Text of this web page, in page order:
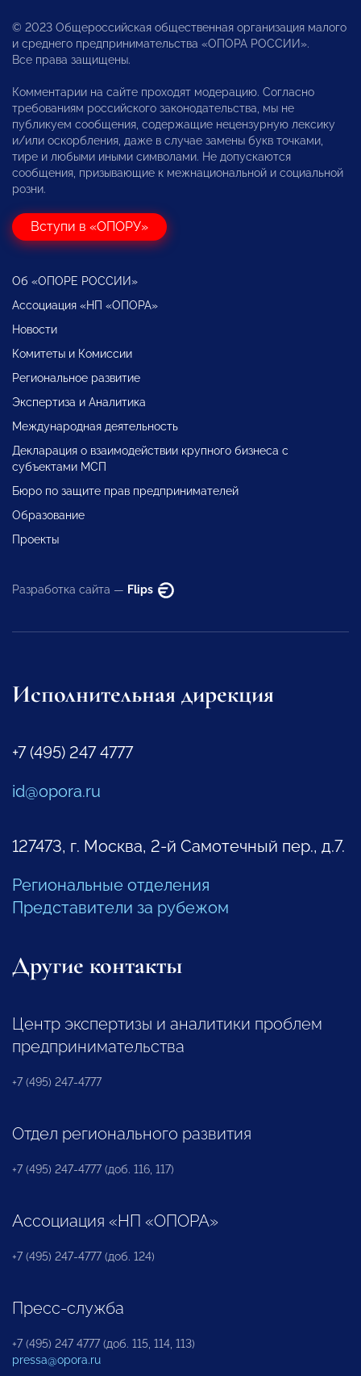
© 2023 Общероссийская общественная организация малого
и среднего предпринимательства «ОПОРА РОССИИ».
Все права защищены.
Комментарии на сайте проходят модерацию. Согласно
требованиям российского законодательства, мы не
публикуем сообщения, содержащие нецензурную лексику
и/или оскорбления, даже в случае замены букв точками,
тире и любыми иными символами. Не допускаются
сообщения, призывающие к межнациональной и социальной
розни.
Вступи в «ОПОРУ»
Об «ОПОРЕ РОССИИ»
Ассоциация «НП «ОПОРА»
Новости
Комитеты и Комиссии
Региональное развитие
Экспертиза и Аналитика
Международная деятельность
Декларация о взаимодействии крупного бизнеса с
субъектами МСП
Бюро по защите прав предпринимателей
Образование
Проекты
Разработка сайта — Flips
Исполнительная дирекция
+7 (495) 247 4777
id@opora.ru
127473, г. Москва, 2-й Самотечный пер., д.7.
Региональные отделения
Представители за рубежом
Другие контакты
Центр экспертизы и аналитики проблем
предпринимательства
+7 (495) 247-4777
Отдел регионального развития
+7 (495) 247-4777 (доб. 116, 117)
Ассоциация «НП «ОПОРА»
+7 (495) 247-4777 (доб. 124)
Пресс-служба
+7 (495) 247 4777 (доб. 115, 114, 113)
pressa@opora.ru